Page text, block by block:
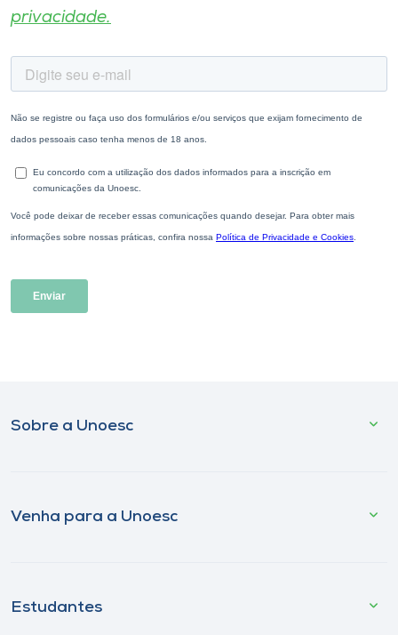
privacidade.
Sobre a Unoesc
Venha para a Unoesc
Estudantes